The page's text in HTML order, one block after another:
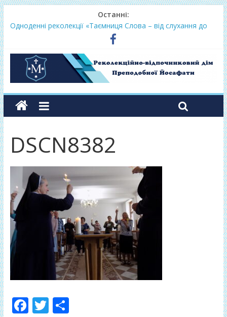
Останні:
Одноденні реколекції «Таємниця Слова – від слухання до
Lectio Divina – єв.Матея 2026
Нове життя в Христі – осінь 2026
Фундамент у вересні 2026
DSCN8382
F T П